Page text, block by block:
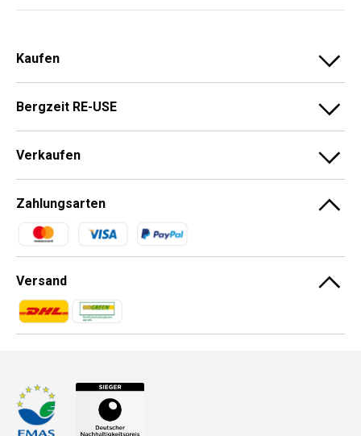
Kaufen
Bergzeit RE-USE
Verkaufen
Zahlungsarten
Zahlungsmethoden
Versand
Zahlungsmethoden
Zahlungsmethoden